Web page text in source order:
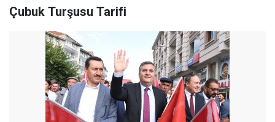
Çubuk Turşusu Tarifi